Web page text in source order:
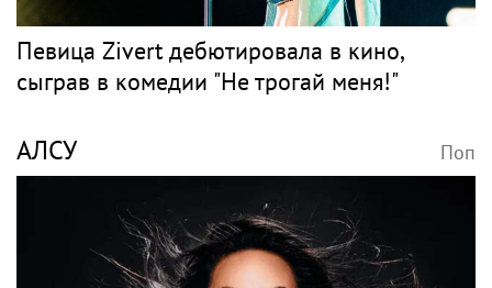
Спорт в России и
мире